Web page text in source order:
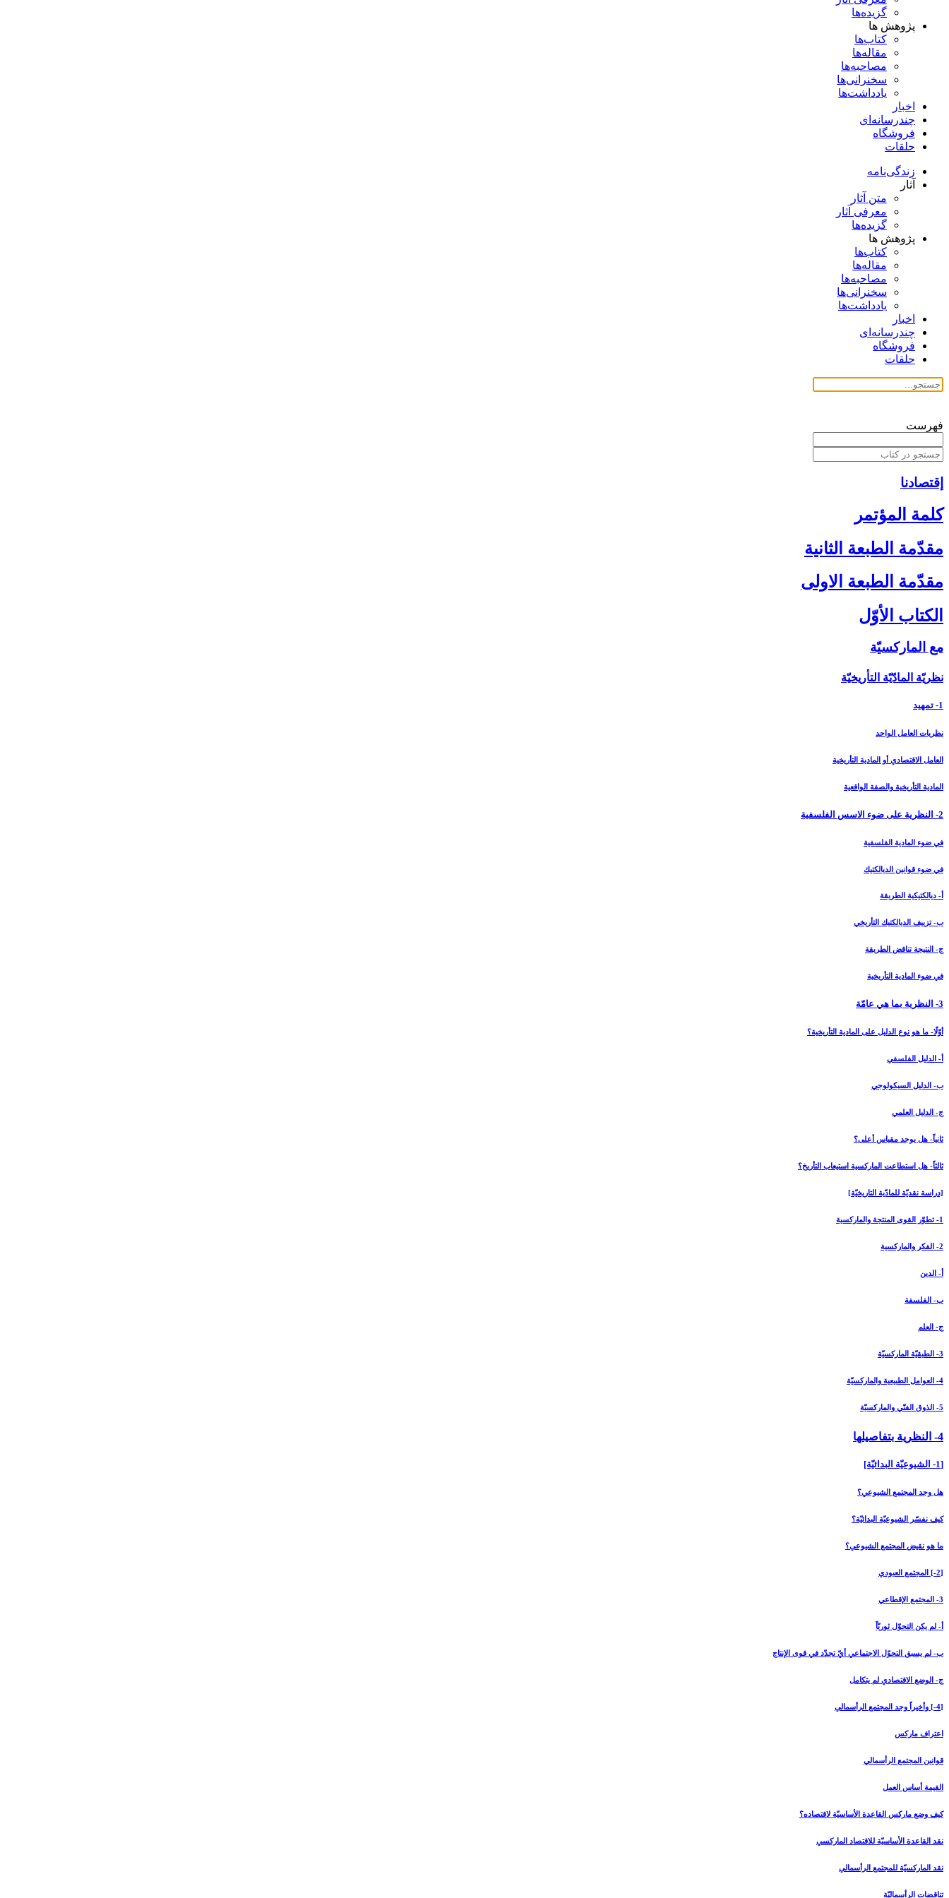
گزیده‌ها
پژوهش ها
کتاب‌ها
مقاله‌ها
مصاحبه‌ها
سخنرانی‌ها
یادداشت‌ها
اخبار
چندرسانه‌ای
فروشگاه
حلقات
زندگی‌نامه
آثار
متن آثار
معرفی آثار
گزیده‌ها
پژوهش ها
کتاب‌ها
مقاله‌ها
مصاحبه‌ها
سخنرانی‌ها
یادداشت‌ها
اخبار
چندرسانه‌ای
فروشگاه
حلقات
فهرست
إقتصادنا
كلمة المؤتمر
مقدّمة الطبعة الثانية
مقدّمة الطبعة الاولى‏
الكتاب الأوّل‏
مع الماركسيّة
نظريّة المادّيّة التأريخيّة
1- تمهيد
نظريات العامل الواحد
العامل الاقتصادي أو المادية التأريخية
المادية التأريخية والصفة الواقعية
2- النظرية على ضوء الاسس الفلسفية
في ضوء المادية الفلسفية
في ضوء قوانين الديالكتيك
أ- ديالكتيكية الطريقة
ب- تزييف الديالكتيك التأريخي
ج- النتيجة تناقض الطريقة
في ضوء المادية التأريخية
3- النظرية بما هي عامّة
أوّلًا- ما هو نوع الدليل على المادية التأريخية؟
أ- الدليل الفلسفي
ب- الدليل السيكولوجي
ج- الدليل العلمي
ثانياً- هل يوجد مقياس أعلى؟
ثالثاً- هل استطاعت الماركسية استيعاب التأريخ؟
[دراسة نقديّة للمادّية التاريخيّة]
1- تطوّر القوى المنتجة والماركسية
2- الفكر والماركسية
أ- الدين
ب- الفلسفة
ج- العلم
3- الطبقيّة الماركسيّة
4- العوامل الطبيعية والماركسيّة
5- الذوق الفنّي والماركسيّة
4- النظرية بتفاصيلها
[1- الشيوعيّة البدائيّة]
هل وجد المجتمع الشيوعي؟
كيف نفسّر الشيوعيّة البدائيّة؟
ما هو نقيض المجتمع الشيوعي؟
[2-] المجتمع العبودي‏
3- المجتمع الإقطاعي‏
أ- لم يكن التحوّل ثوريّاً
ب- لم يسبق التحوّل الاجتماعي أيّ تجدّد في قوى الإنتاج
ج- الوضع الاقتصادي لم يتكامل
[4-] وأخيراً وجد المجتمع الرأسمالي‏
اعتراف ماركس
قوانين المجتمع الرأسمالي
القيمة أساس العمل
كيف وضع ماركس القاعدة الأساسيّة لاقتصاده؟
نقد القاعدة الأساسيّة للاقتصاد الماركسي
نقد الماركسيّة للمجتمع الرأسمالي
تناقضات الرأسماليّة